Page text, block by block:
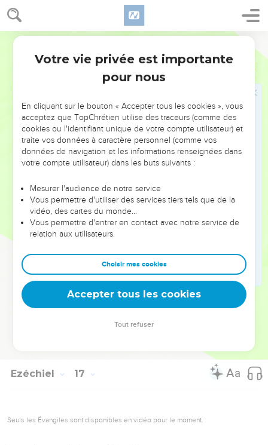
Ezéchiel 16
57 avant que ta méchanceté ne soit dévoilée. Comme elle,
c’est le moment de recevoir les insultes des filles de la Syrie
et des environs, des filles des Philistins, de celles qui tout
autour te méprisent.
Tu dois supporter les conséquences de tes actes
scandaleux et de tes pratiques abominables, déclare
l'Eternel.
» En effet, voici ce que dit le Seigneur, l'Eternel : J'agirai
envers toi comme tu as agi, toi qui as ignoré ton
engagement en violant l'alliance.
Quant à moi, je me souviendrai de mon alliance, conclue
alliance éternelle.
Tu te souviendras de ta conduite et tu en éprouveras un
sentiment d’humiliation quand tu recevras tes sœurs, les
grandes comme les petites. Je te les donnerai pour filles,
mais pas sur la base de ton alliance.
J’établirai moi-même mon alliance avec toi, et tu
reconnaîtras que je suis l'Eternel.
Ainsi, quand je t’aurai pardonné tout ce que tu as fait, tu te
souviendras du passé, tu en auras honte et tu n'ouvriras plus
Ezéchiel 17
Seuls les Évangiles sont disponibles en vidéo pour le moment.
Votre vie privée est importante
pour nous
En cliquant sur le bouton « Accepter tous les cookies », vous
acceptez que TopChrétien utilise des traceurs (comme des
cookies ou l'identifiant unique de votre compte utilisateur) et
traite vos données à caractère personnel (comme vos
données de navigation et les informations renseignées dans
votre compte utilisateur) dans les buts suivants :
Mesurer l'audience de notre service
Vous permettre d'utiliser des services tiers tels que de la
vidéo, des cartes du monde…
Vous permettre d'entrer en contact avec notre service de
relation aux utilisateurs.
Choisir mes cookies
Accepter tous les cookies
Tout refuser